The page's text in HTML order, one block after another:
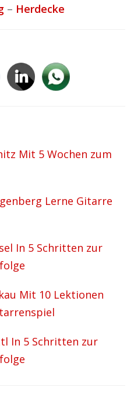
– Herdecke
Mit 5 Wochen zum
Lerne Gitarre
In 5 Schritten zur
Mit 10 Lektionen
In 5 Schritten zur